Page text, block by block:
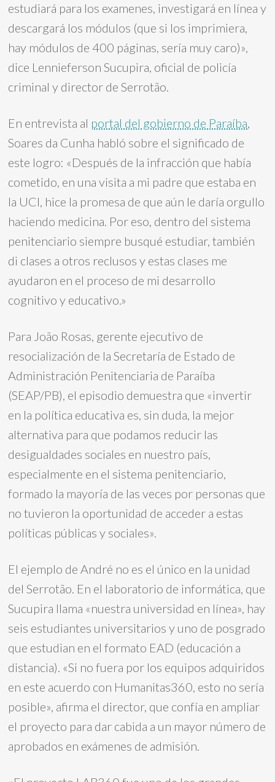
estudiará para los examenes, investigará en línea y
descargará los módulos (que si los imprimiera,
hay módulos de 400 páginas, sería muy caro)»,
dice Lennieferson Sucupira, oficial de policía
criminal y director de Serrotão.
En entrevista al portal del gobierno de Paraíba,
Soares da Cunha habló sobre el significado de
este logro: «Después de la infracción que había
cometido, en una visita a mi padre que estaba en
la UCI, hice la promesa de que aún le daría orgullo
haciendo medicina. Por eso, dentro del sistema
penitenciario siempre busqué estudiar, también
di clases a otros reclusos y estas clases me
ayudaron en el proceso de mi desarrollo
cognitivo y educativo.»
Para João Rosas, gerente ejecutivo de
resocialización de la Secretaría de Estado de
Administración Penitenciaria de Paraíba
(SEAP/PB), el episodio demuestra que «invertir
en la política educativa es, sin duda, la mejor
alternativa para que podamos reducir las
desigualdades sociales en nuestro país,
especialmente en el sistema penitenciario,
formado la mayoría de las veces por personas que
no tuvieron la oportunidad de acceder a estas
políticas públicas y sociales».
El ejemplo de André no es el único en la unidad
del Serrotão. En el laboratorio de informática, que
Sucupira llama «nuestra universidad en línea», hay
seis estudiantes universitarios y uno de posgrado
que estudian en el formato EAD (educación a
distancia). «Si no fuera por los equipos adquiridos
en este acuerdo con Humanitas360, esto no sería
posible», afirma el director, que confía en ampliar
el proyecto para dar cabida a un mayor número de
aprobados en exámenes de admisión.